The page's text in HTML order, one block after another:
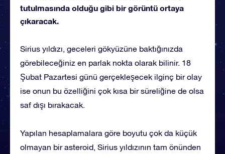
tutulmasında olduğu gibi bir görüntü ortaya
çıkaracak.
Sirius yıldızı, geceleri gökyüzüne baktığınızda
görebileceğiniz en parlak nokta olarak bilinir. 18
Şubat Pazartesi günü gerçekleşecek ilginç bir olay
ise onun bu özelliğini çok kısa bir süreliğine de olsa
saf dışı bırakacak.
Yapılan hesaplamalara göre boyutu çok da küçük
olmayan bir asteroid, Sirius yıldızının tam önünden